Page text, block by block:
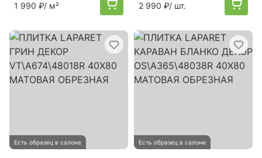
1 990 ₽/ м² 2 990 ₽/ шт.
Есть образец в салоне Есть образец в салоне